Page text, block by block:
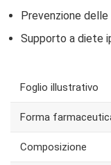
Prevenzione
Supporto a diete
Foglio illustrativo
Forma
Composizione